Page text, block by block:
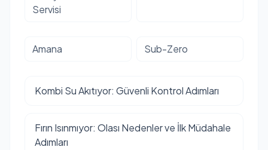
Servisi
Amana Sub-Zero
Kombi Su Akıtıyor: Güvenli Kontrol Adımları
Fırın Isınmıyor: Olası Nedenler ve İlk Müdahale
Adımları